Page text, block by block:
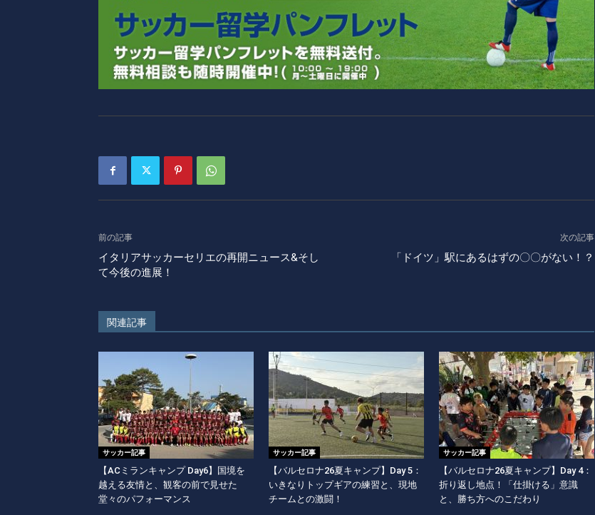
前の記事
イタリアサッカーセリエの再開ニュース&そし
て今後の進展！
次の記事
「ドイツ」駅にあるはずの〇〇がない！？
関連記事
サッカー記事
【ACミランキャンプ Day6】国境を
越える友情と、観客の前で見せた
堂々のパフォーマンス
サッカー記事
【バルセロナ26夏キャンプ】Day 5：
いきなりトップギアの練習と、現地
チームとの激闘！
サッカー記事
【バルセロナ26夏キャンプ】Day 4：
折り返し地点！「仕掛ける」意識
と、勝ち方へのこだわり